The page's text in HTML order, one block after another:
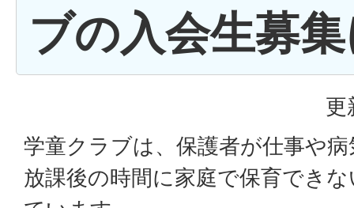
ブの入会生募
更
学童クラブは、保護者が仕事や
放課後の時間に家庭で保育でき